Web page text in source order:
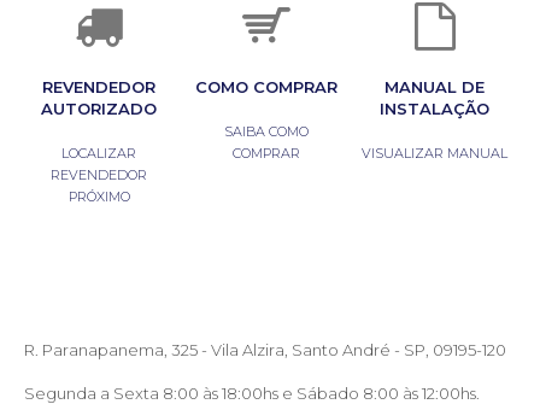
REVENDEDOR
AUTORIZADO
LOCALIZAR
REVENDEDOR
PRÓXIMO
COMO COMPRAR
SAIBA COMO
COMPRAR
MANUAL DE
INSTALAÇÃO
VISUALIZAR MANUAL
R. Paranapanema, 325 - Vila Alzira, Santo André - SP, 09195-120
Segunda a Sexta 8:00 às 18:00hs e Sábado 8:00 às 12:00hs.